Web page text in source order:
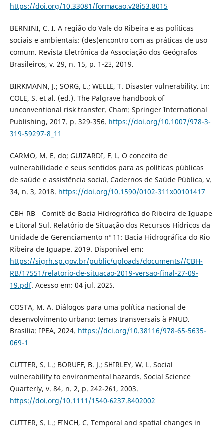
https://doi.org/10.33081/formacao.v28i53.8015
BERNINI, C. I. A região do Vale do Ribeira e as políticas
sociais e ambientais: (des)encontro com as práticas de uso
comum. Revista Eletrônica da Associação dos Geógrafos
Brasileiros, v. 29, n. 15, p. 1-23, 2019.
BIRKMANN, J.; SORG, L.; WELLE, T. Disaster vulnerability. In:
COLE, S. et al. (ed.). The Palgrave handbook of
unconventional risk transfer. Cham: Springer International
Publishing, 2017. p. 329-356. https://doi.org/10.1007/978-3-
319-59297-8_11
CARMO, M. E. do; GUIZARDI, F. L. O conceito de
vulnerabilidade e seus sentidos para as políticas públicas
de saúde e assistência social. Cadernos de Saúde Pública, v.
34, n. 3, 2018. https://doi.org/10.1590/0102-311x00101417
CBH-RB - Comitê de Bacia Hidrográfica do Ribeira de Iguape
e Litoral Sul. Relatório de Situação dos Recursos Hídricos da
Unidade de Gerenciamento nº 11: Bacia Hidrográfica do Rio
Ribeira de Iguape. 2019. Disponível em:
https://sigrh.sp.gov.br/public/uploads/documents//CBH-
RB/17551/relatorio-de-situacao-2019-versao-final-27-09-
19.pdf. Acesso em: 04 jul. 2025.
COSTA, M. A. Diálogos para uma política nacional de
desenvolvimento urbano: temas transversais à PNUD.
Brasília: IPEA, 2024. https://doi.org/10.38116/978-65-5635-
069-1
CUTTER, S. L.; BORUFF, B. J.; SHIRLEY, W. L. Social
vulnerability to environmental hazards. Social Science
Quarterly, v. 84, n. 2, p. 242-261, 2003.
https://doi.org/10.1111/1540-6237.8402002
CUTTER, S. L.; FINCH, C. Temporal and spatial changes in